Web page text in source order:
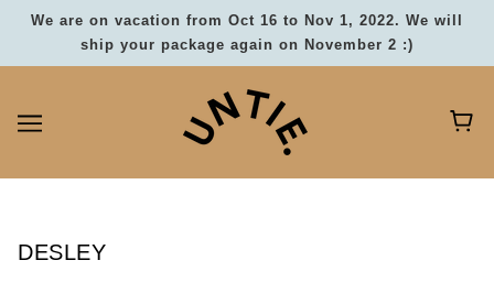
We are on vacation from Oct 16 to Nov 1, 2022. We will
ship your package again on November 2 :)
DESLEY